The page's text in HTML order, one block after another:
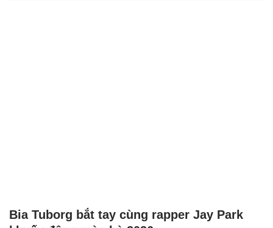
Bia Tuborg bắt tay cùng rapper Jay Park